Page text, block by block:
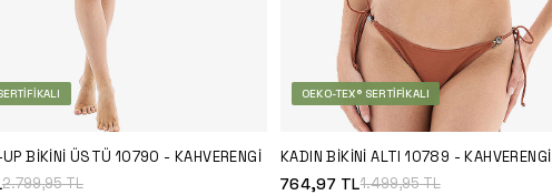
BIKINI ÜSTÜ 10790 - KAHVERENGI
2.799,95TL
OEKO-TEX® SERTIFIKALI
KADIN BIKINI ALTI 10789 - KAHVERENGI
764,97TL1.499,95TL